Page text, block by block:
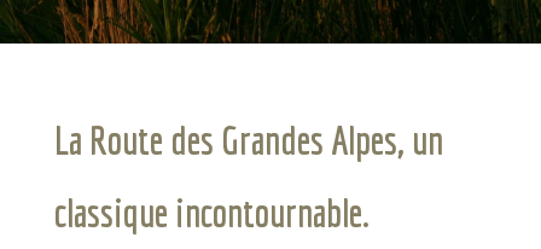
La Route des Grandes Alpes, un
classique incontournable.